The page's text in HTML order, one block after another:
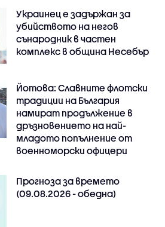
Украинец е задържан за
убийството на негов
сънародник в частен
комплекс в община Несебър
Йотова: Славните флотски
традиции на България
намират продължение в
дръзновението на най-
младото попълнение от
военноморски офицери
Прогноза за времето
(09.08.2026 - обедна)